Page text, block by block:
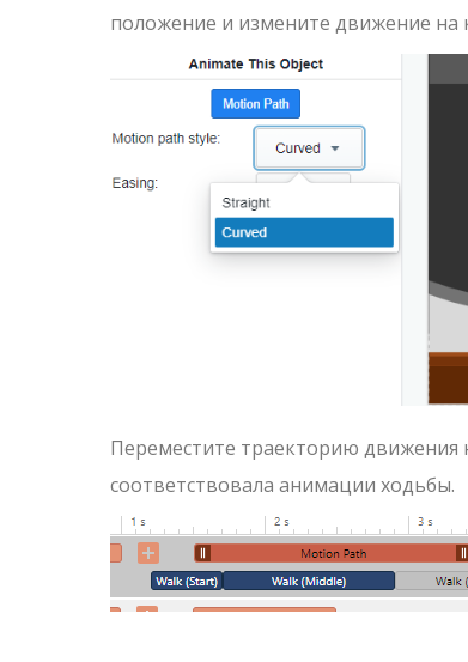
положение и измените движение на
Переместите траекторию движения
соответствовала анимации ходьбы.